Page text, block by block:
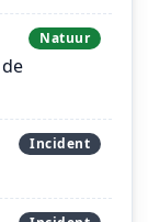
Natuur
Incident